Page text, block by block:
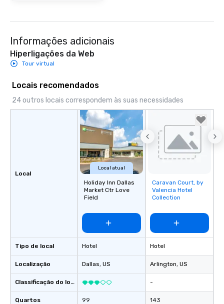
Informações adicionais
Hiperligações da Web
Tour virtual
Locais recomendados
24 outros locais correspondem às suas necessidades
Local
Tipo de local
Localização
Classificação do local
Quartos
Local atual
Holiday Inn Dallas
Market Ctr Love
Field
Hotel
Dallas, US
99
Removed from
favorites
Caravan Court, by
Valencia Hotel
Collection
Hotel
Arlington, US
-
143